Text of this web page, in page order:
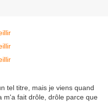
tel titre, mais je viens quand
m'a fait drôle, drôle parce que